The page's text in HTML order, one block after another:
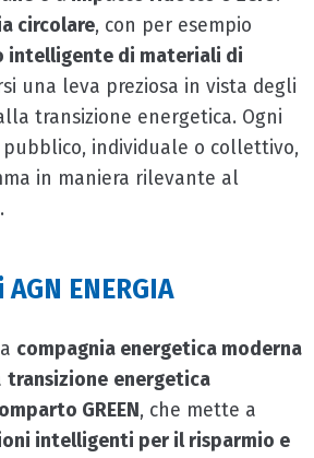
circolare, con per esempio
intelligente di materiali di
una leva preziosa in vista degli
transizione energetica. Ogni
individuale o collettivo,
in maniera rilevante al
ENERGIA
compagnia energetica moderna
transizione energetica
GREEN, che mette a
intelligenti per il risparmio e